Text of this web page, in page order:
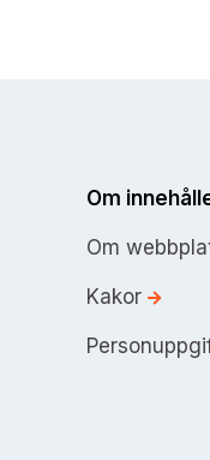
Om
Om
Kakor